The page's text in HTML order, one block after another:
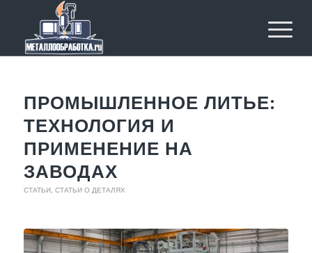
ПРОМЫШЛЕННОЕ ЛИТЬЕ:
ТЕХНОЛОГИЯ И
ПРИМЕНЕНИЕ НА
ЗАВОДАХ
СТАТЬИ, СТАТЬИ О ДЕТАЛЯХ